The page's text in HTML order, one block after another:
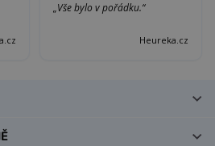
„Vše bylo v pořádku.“
Heureka.cz